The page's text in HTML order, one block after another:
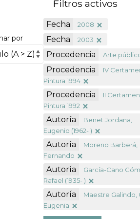
por
Filtros activos
Fecha 2008
Fecha 2003
Procedencia Arte
Procedencia
IV
Pintura 1994
Procedencia
II
Pintura 1992
Autoría
Benet Jordana,
Eugenio (1962- )
Autoría
Moreno Barberá,
Fernando
Autoría
García-Cano
Rafael (1935- )
Autoría
Maestre Galindo,
Eugenia